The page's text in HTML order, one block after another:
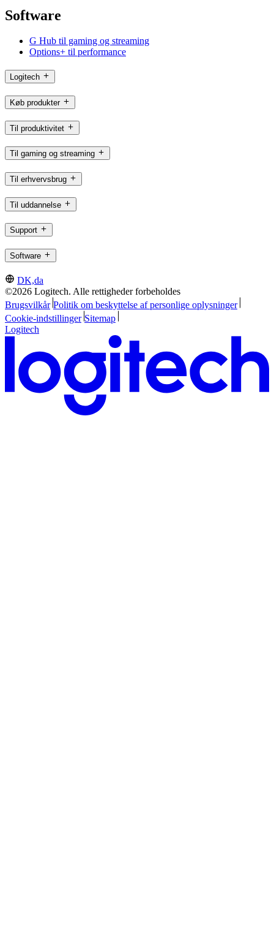
Software
G Hub til gaming og streaming
Options+ til performance
Logitech
Køb produkter
Til produktivitet
Til gaming og streaming
Til erhvervsbrug
Til uddannelse
Support
Software
DK,da
©2026 Logitech. Alle rettigheder forbeholdes
Brugsvilkår Politik om beskyttelse af personlige oplysninger
Cookie-indstillinger Sitemap
Logitech